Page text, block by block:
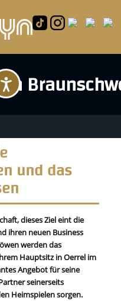
und das
dieses Ziel eint die
ihren neuen Business
werden das
Hauptsitz in Oerrel im
Angebot für seine
seinerseits
Heimspielen sorgen.